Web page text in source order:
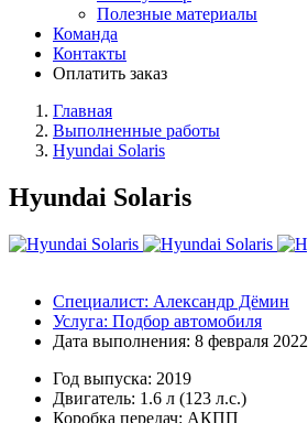
Полезные материалы
Команда
Контакты
Оплатить заказ
Главная
Выполненные работы
Hyundai Solaris
Hyundai Solaris
Специалист: Александр Дёмин
Услуга: Подбор автомобиля
Дата выполнения: 8 февраля 2022
Год выпуска: 2019
Двигатель: 1.6 л (123 л.с.)
Коробка передач: АКПП